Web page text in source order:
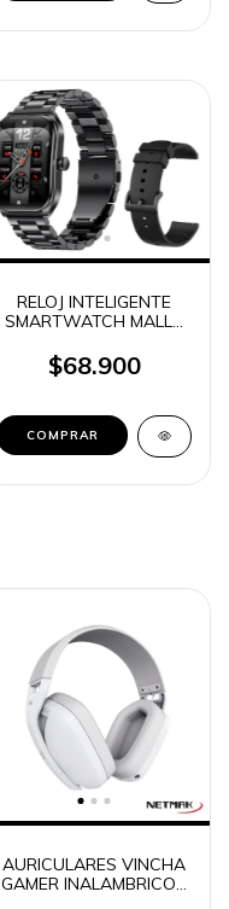
RELOJ INTELIGENTE
SMARTWATCH MALLA
SILICONA NETMAK
DYNAMIC (3001)
$68.900
COMPRAR
AURICULARES VINCHA
GAMER INALAMBRICOS